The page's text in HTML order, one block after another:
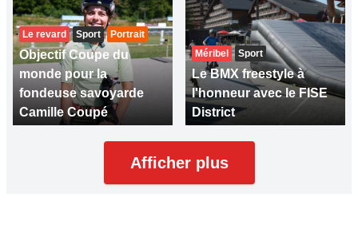
Le revard Sport Portrait
Objectif Coupe du
monde pour la
fondeuse savoyarde
Camille Coupé
Méribel Sport
Le BMX freestyle à
l'honneur avec le FISE
District
Afficher plus